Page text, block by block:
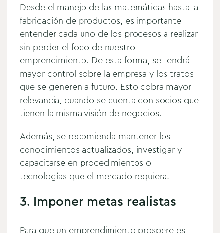
Desde el manejo de las matemáticas hasta la
fabricación de productos, es importante
entender cada uno de los procesos a realizar
sin perder el foco de nuestro
emprendimiento. De esta forma, se tendrá
mayor control sobre la empresa y los tratos
que se generen a futuro. Esto cobra mayor
relevancia, cuando se cuenta con socios que
tienen la misma visión de negocios.
Además, se recomienda mantener los
conocimientos actualizados, investigar y
capacitarse en procedimientos o
tecnologías que el mercado requiera.
3. Imponer metas realistas
Para que un emprendimiento prospere es